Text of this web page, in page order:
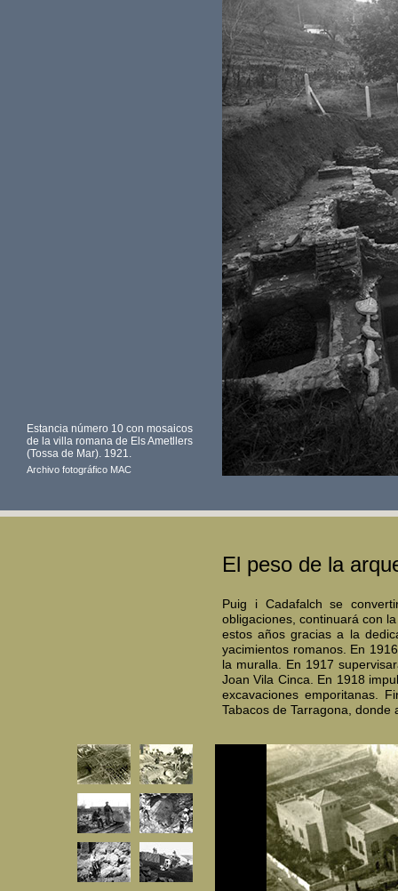
Estancia número 10 con mosaicos
de la villa romana de Els Ametllers
(Tossa de Mar). 1921.
Archivo fotográfico MAC
El peso de la
Puig i Cadafalch se
obligaciones, continuará con
estos años gracias a la
yacimientos romanos. En
la muralla. En 1917
Joan Vila Cinca. En 1918
excavaciones emporitanas.
Tabacos de Tarragona,